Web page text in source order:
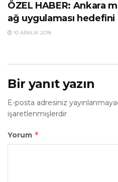
ÖZEL HABER: Ankara
ağ uygulaması
10 ARALIK 2018
Bir yanıt yazın
E-posta adresiniz
işaretlenmişlerdir
Yorum *